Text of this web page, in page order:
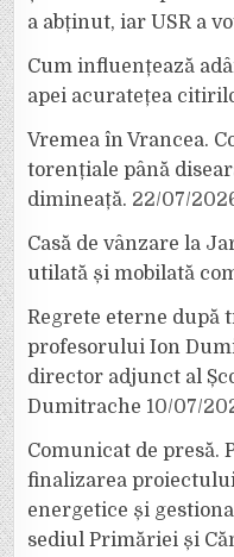
a abținut, iar USR a
Cum influențează
apei acuratețea
Vremea în Vrancea.
torențiale până
dimineață. 22/07/
Casă de vânzare la
utilată și mobilată
Regrete eterne după
profesorului Ion
director adjunct al
Dumitrache 10/07/
Comunicat de presă.
finalizarea
energetice și
sediul Primăriei și